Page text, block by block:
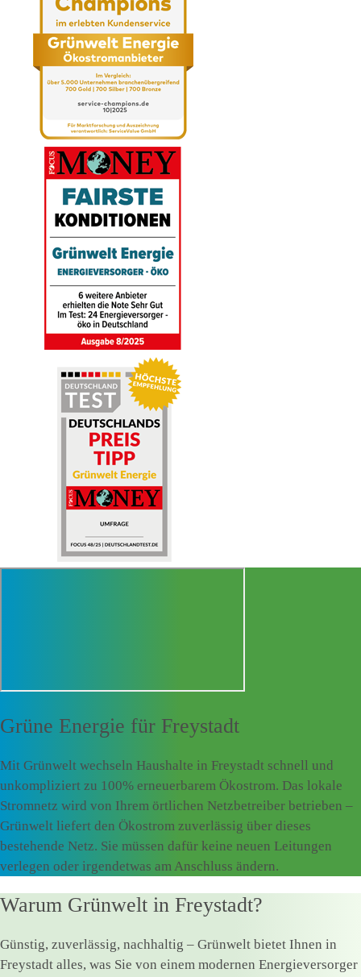
Grüne Energie für Freystadt
Mit Grünwelt wechseln Haushalte in Freystadt schnell und
unkompliziert zu 100% erneuerbarem Ökostrom. Das lokale
Stromnetz wird von Ihrem örtlichen Netzbetreiber betrieben –
Grünwelt liefert den Ökostrom zuverlässig über dieses
bestehende Netz. Sie müssen dafür keine neuen Leitungen
verlegen oder irgendetwas am Anschluss ändern.
Warum Grünwelt in Freystadt?
Günstig, zuverlässig, nachhaltig – Grünwelt bietet Ihnen in
Freystadt alles, was Sie von einem modernen Energieversorger